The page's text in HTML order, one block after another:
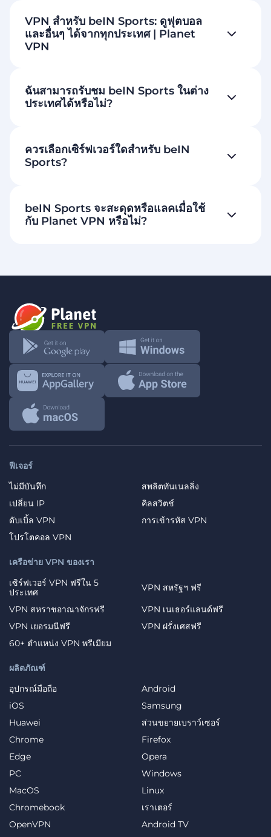
VPN สำหรับ beIN Sports: ดูฟุตบอล
และอื่นๆ ได้จากทุกประเทศ | Planet
VPN
ฉันสามารถรับชม beIN Sports ในต่าง
ประเทศได้หรือไม่?
ควรเลือกเซิร์ฟเวอร์ใดสำหรับ beIN
Sports?
beIN Sports จะสะดุดหรือแลคเมื่อใช้
กับ Planet VPN หรือไม่?
ฟีเจอร์
ไม่มีบันทึก
สพลิตทันเนลลิ่ง
เปลี่ยน IP
คิลสวิตช์
ดับเบิ้ล VPN
การเข้ารหัส VPN
โปรโตคอล VPN
ผลิตภัณฑ์
อุปกรณ์มือถือ
Android
iOS
Samsung
Huawei
ส่วนขยายเบราว์เซอร์
Chrome
Firefox
Edge
Opera
PC
Windows
MacOS
Linux
Chromebook
เราเตอร์
OpenVPN
Android TV
เครือข่าย VPN ของเรา
เซิร์ฟเวอร์ VPN ฟรีใน 5
ประเทศ
VPN สหรัฐฯ ฟรี
VPN สหราชอาณาจักรฟรี
VPN เนเธอร์แลนด์ฟรี
VPN เยอรมนีฟรี
VPN ฝรั่งเศสฟรี
60+ ตำแหน่ง VPN พรีเมียม